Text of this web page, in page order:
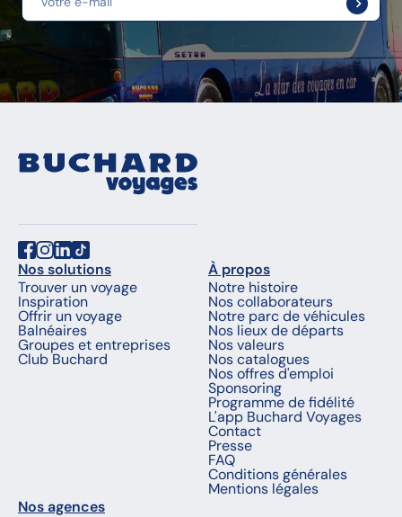
Nos solutions
Trouver un voyage
Inspiration
Offrir un voyage
Balnéaires
Groupes et entreprises
Club Buchard
À propos
Notre histoire
Nos collaborateurs
Notre parc de véhicules
Nos lieux de départs
Nos valeurs
Nos catalogues
Nos offres d'emploi
Sponsoring
Programme de fidélité
L'app Buchard Voyages
Contact
Presse
FAQ
Conditions générales
Mentions légales
Nos agences